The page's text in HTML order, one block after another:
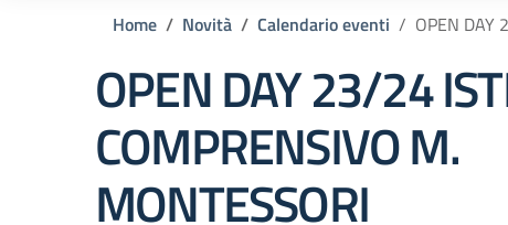
Home Novità Calendario eventi OPEN DAY
OPEN DAY 23/24
COMPRENSIVO M.
MONTESSORI